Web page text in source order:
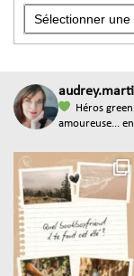
Héros
amoureuse...